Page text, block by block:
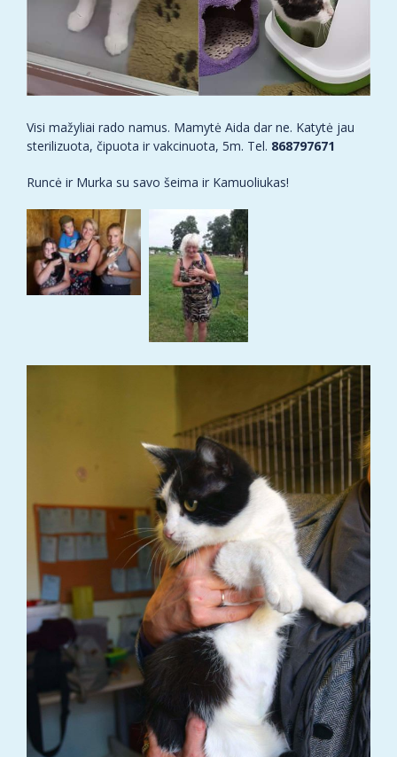
Visi mažyliai rado namus. Mamytė Aida dar ne. Katytė jau
sterilizuota, čipuota ir vakcinuota, 5m. Tel. 868797671
Runcė ir Murka su savo šeima ir Kamuoliukas!